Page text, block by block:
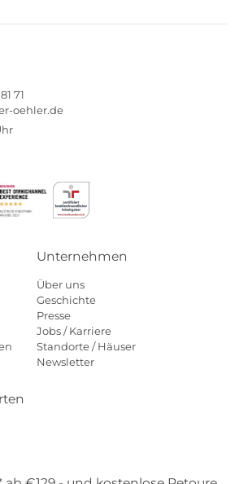
71
oehler.de
Unternehmen
Über uns
Geschichte
Presse
Jobs / Karriere
Standorte / Häuser
Newsletter